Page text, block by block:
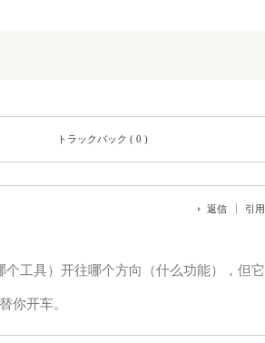
トラックバック ( 0 )
返信 引用
工具）开往哪个方向（什么功能），但它
你开车。